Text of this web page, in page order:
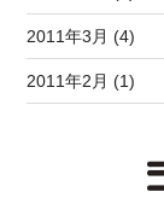
2011年3月 (4)
2011年2月 (1)